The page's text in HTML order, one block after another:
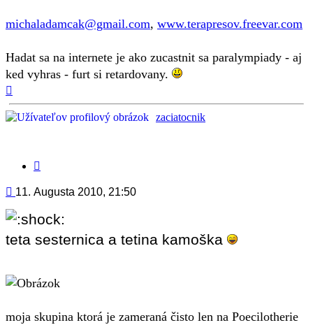
michaladamcak@gmail.com, www.terapresov.freevar.com
Hadat sa na internete je ako zucastnit sa paralympiady - aj
ked vyhras - furt si retardovany.
zaciatocnik
Príspevok
11. Augusta 2010, 21:50
teta sesternica a tetina kamoška
moja skupina ktorá je zameraná čisto len na Poecilotherie